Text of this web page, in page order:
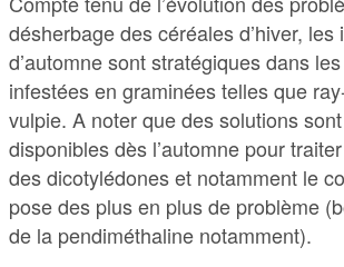
désherbage des céréales d’hiver,
d’automne sont stratégiques dans
infestées en graminées telles que
vulpie. A noter que des solutions
disponibles dès l’automne pour
des dicotylédones et notamment le
pose des plus en plus de problème
de la pendiméthaline notamment).